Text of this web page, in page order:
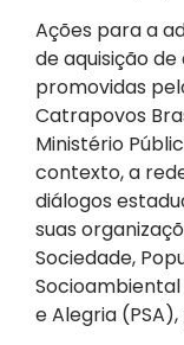
Ações para a
de aquisição
promovidas
Catrapovos
Ministério
contexto, a
diálogos
suas
Sociedade,
Socioambiental
e Alegria